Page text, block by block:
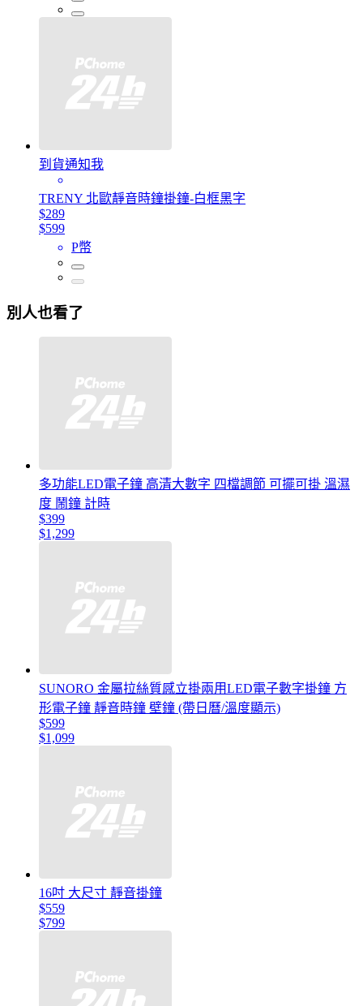
到貨通知我
TRENY 北歐靜音時鐘掛鐘-白框黑字
$289
$599
P幣
別人也看了
多功能LED電子鐘 高清大數字 四檔調節 可擺可掛 溫濕
度 鬧鐘 計時
$399
$1,299
SUNORO 金屬拉絲質感立掛兩用LED電子數字掛鐘 方
形電子鐘 靜音時鐘 壁鐘 (帶日曆/溫度顯示)
$599
$1,099
16吋 大尺寸 靜音掛鐘
$559
$799